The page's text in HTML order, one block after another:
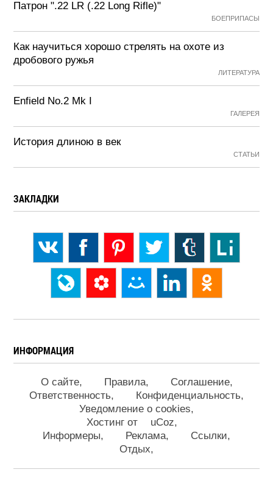
Патрон ".22 LR (.22 Long Rifle)"
БОЕПРИПАСЫ
Как научиться хорошо стрелять на охоте из
дробового ружья
ЛИТЕРАТУРА
Enfield No.2 Mk I
ГАЛЕРЕЯ
История длиною в век
СТАТЬИ
ЗАКЛАДКИ
ИНФОРМАЦИЯ
О сайте Правила
Соглашение
Ответственность
Конфиденциальность
Уведомление о cookies
Хостинг от
uCoz
Информеры
Реклама
Ссылки
Отдых